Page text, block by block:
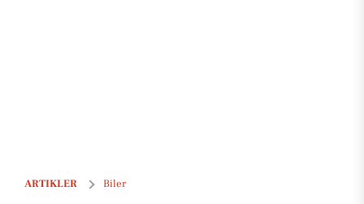
ARTIKLER Biler
De dyreste biler i Holmegaard - Pris op til 949.900 kr!